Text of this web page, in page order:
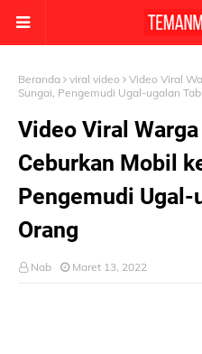
Beranda viral video
Video Viral
Sungai, Pengemudi Ugal-ugalan
Video Viral
Ceburkan Mobil
Pengemudi Ugal-
Orang
Nab Maret 13, 2022